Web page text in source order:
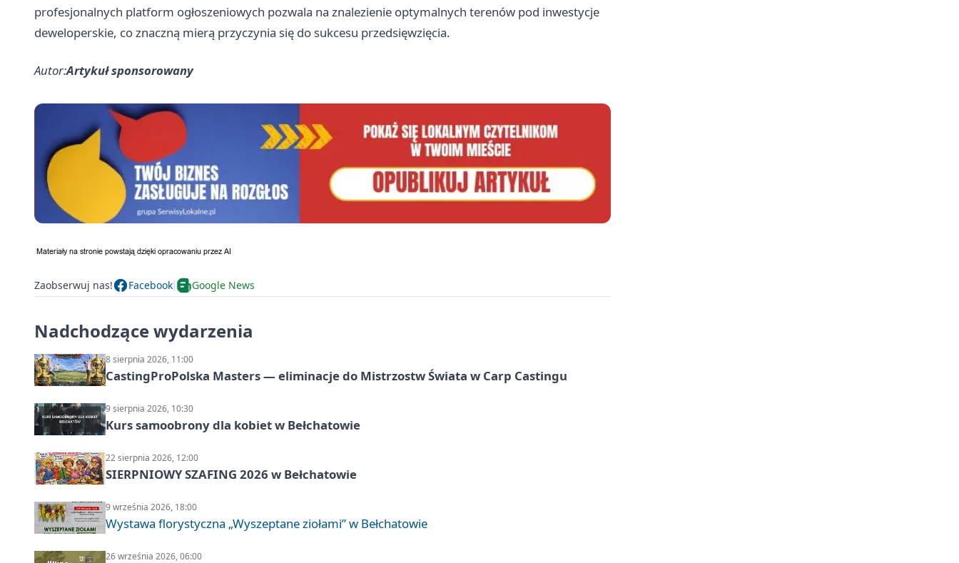
profesjonalnych platform ogłoszeniowych pozwala na znalezienie optymalnych terenów pod inwestycje
deweloperskie, co znaczną mierą przyczynia się do sukcesu przedsięwzięcia.
Autor:Artykuł sponsorowany
Zaobserwuj nas! Facebook Google News
Nadchodzące wydarzenia
8 sierpnia 2026, 11:00
CastingProPolska Masters — eliminacje do Mistrzostw Świata w Carp Castingu
9 sierpnia 2026, 10:30
Kurs samoobrony dla kobiet w Bełchatowie
22 sierpnia 2026, 12:00
SIERPNIOWY SZAFING 2026 w Bełchatowie
9 września 2026, 18:00
Wystawa florystyczna „Wyszeptane ziołami” w Bełchatowie
26 września 2026, 06:00